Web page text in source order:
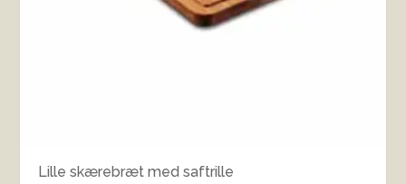
Lille skærebræt med saftrille